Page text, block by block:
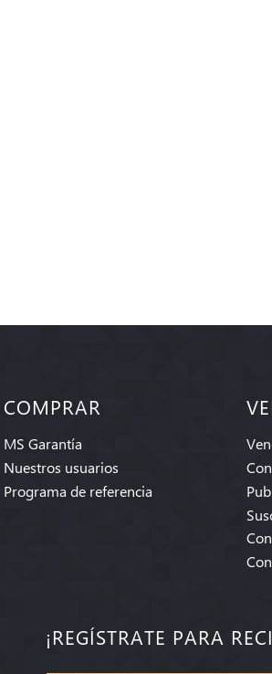
COMPRAR
MS Garantía
Nuestros usuarios
Programa de referencia
¡REGÍSTRATE PARA